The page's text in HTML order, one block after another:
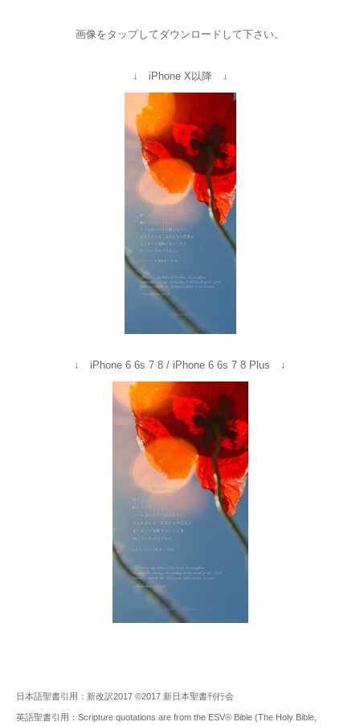
画像をタップしてダウンロードして下さい。
↓ iPhone X以降 ↓
↓ iPhone 6 6s 7 8 / iPhone 6 6s 7 8 Plus ↓
日本語聖書引用：新改訳2017 ©2017 新日本聖書刊行会
英語聖書引用：Scripture quotations are from the ESV® Bible (The Holy Bible,